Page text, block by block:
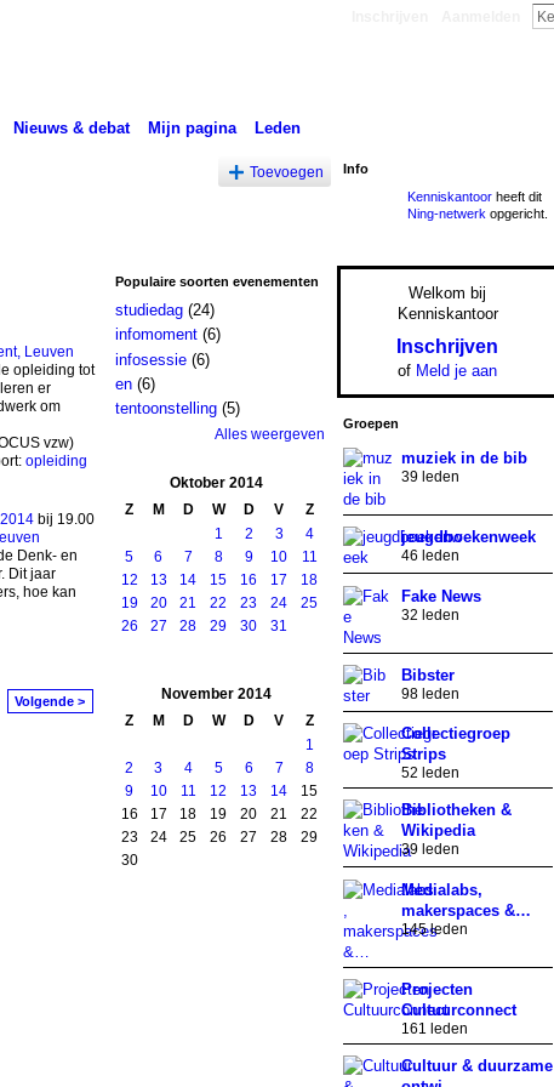
Nieuws & debat Mijn pagina Leden
Toevoegen
Leuven
opleiding tot
er
om
vzw)
opleiding
bij 19.00
Denk- en
Dit jaar
hoe kan
Volgende >
Populaire soorten evenementen
studiedag(24)
infomoment(6)
infosessie(6)
en(6)
tentoonstelling(5)
Alles weergeven
Oktober 2014
Z
M D W D V
Z
1
2 3
4
5
6 7 8 9 10
11
12
13 14 15 16 17
18
19
20 21 22 23 24
25
26
27 28 29 30 31
November 2014
Z
M D W D V
Z
1
2
3 4 5 6 7
8
9
10 11 12 13 14
15
16
17 18 19 20 21
22
23
24 25 26 27 28
29
30
Info
Kenniskantoorheeft dit
Ning-netwerk opgericht.
Welkom bij
Kenniskantoor
Inschrijven
of Meld je aan
Groepen
muziek in de bib
39 leden
jeugdboekenweek
46 leden
Fake News
32 leden
Bibster
98 leden
Collectiegroep
Strips
52 leden
Bibliotheken &
Wikipedia
39 leden
Medialabs,
makerspaces &…
145 leden
Projecten
Cultuurconnect
161 leden
Cultuur & duurzame